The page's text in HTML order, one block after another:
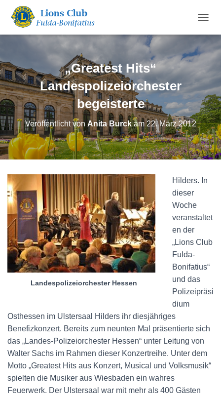
A
V
I
I
O
N
U
M
S
C
H
T
„Greatest Hits“
Landespolizeiorchester
begeisterte
Veröffentlicht vonAnita Burckam22. März 2012
Landespolizeiorchester Hessen
Hilders. In
dieser
Woche
veranstaltet
en der
„Lions Club
Fulda-
Bonifatius“
und das
Polizeipräsi
dium
Osthessen im Ulstersaal Hilders ihr diesjähriges
Benefizkonzert. Bereits zum neunten Mal präsentierte sich
das „Landes-Polizeiorchester Hessen“ unter Leitung von
Walter Sachs im Rahmen dieser Konzertreihe. Unter dem
Motto „Greatest Hits aus Konzert, Musical und Volksmusik“
spielten die Musiker aus Wiesbaden ein wahres
Feuerwerk. Der Ulstersaal war mit mehr als 400 Gästen